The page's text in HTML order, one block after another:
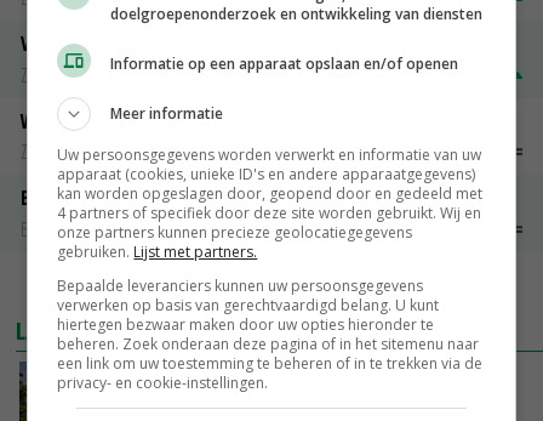
Volle melkpoeder
Zuivel weekprijzen
€ 345,00 € 20,00
Weipoeder
Zuivel weekprijzen
€ 134,00 € 0,00
Boeren Gouda 12 kg
Boerenkaas
€ 6,05 € 0,00
MEER MARKTPRIJZEN
LAATSTE NIEUWS
Kamervragen over onttrekkingsverbod,
minister spreekt van ‘ondernemersrisico’
doelgroepenonderzoek en ontwikkeling van diensten
Informatie op een apparaat opslaan en/of openen
Meer informatie
Uw persoonsgegevens worden verwerkt en informatie van uw
apparaat (cookies, unieke ID's en andere apparaatgegevens)
kan worden opgeslagen door, geopend door en gedeeld met
4 partners of specifiek door deze site worden gebruikt. Wij en
onze partners kunnen precieze geolocatiegegevens
gebruiken. Lijst met partners.
Bepaalde leveranciers kunnen uw persoonsgegevens
verwerken op basis van gerechtvaardigd belang. U kunt
hiertegen bezwaar maken door uw opties hieronder te
beheren. Zoek onderaan deze pagina of in het sitemenu naar
een link om uw toestemming te beheren of in te trekken via de
privacy- en cookie-instellingen.